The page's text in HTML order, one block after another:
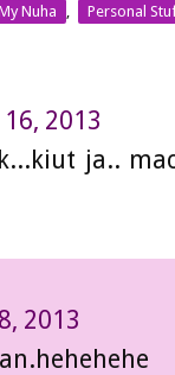
Nuha Personal
2013
ja..
2013